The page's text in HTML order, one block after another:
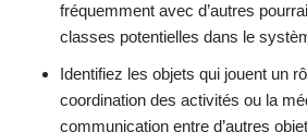
fréquemment avec d’autres
classes potentielles dans le
Identifiez les objets qui jouent un
coordination des activités ou la
communication entre d’autres